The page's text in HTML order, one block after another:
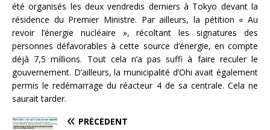
été organisés les deux vendredis derniers à Tokyo devant la
résidence du Premier Ministre. Par ailleurs, la pétition « Au
revoir l’énergie nucléaire », récoltant les signatures des
personnes défavorables à cette source d’énergie, en compte
déjà 7,5 millions. Tout cela n’a pas suffi à faire reculer le
gouvernement. D’ailleurs, la municipalité d’Ohi avait également
permis le redémarrage du réacteur 4 de sa centrale. Cela ne
saurait tarder.
PRÉCÉDENT